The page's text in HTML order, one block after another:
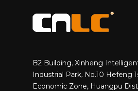
B2 Building, Xinheng
Industrial Park, No.10 Hefeng
Economic Zone, Huangpu